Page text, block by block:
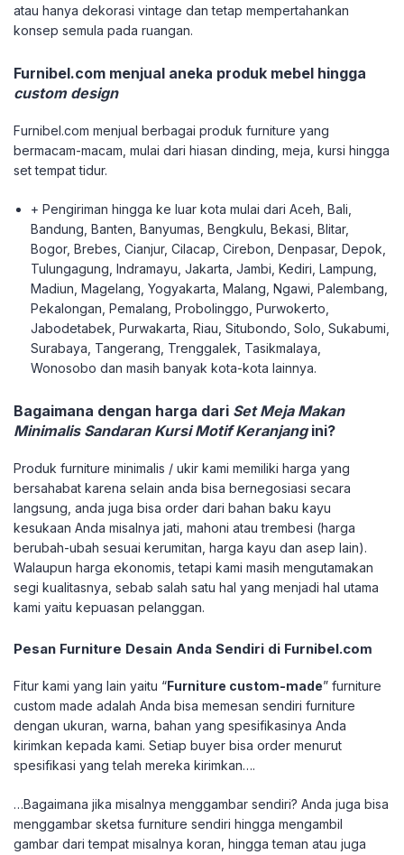
atau hanya dekorasi vintage dan tetap mempertahankan
konsep semula pada ruangan.
Furnibel.com menjual aneka produk mebel hingga
custom design
Furnibel.com menjual berbagai produk furniture yang
bermacam-macam, mulai dari hiasan dinding, meja, kursi hingga
set tempat tidur.
+ Pengiriman hingga ke luar kota mulai dari Aceh, Bali,
Bandung, Banten, Banyumas, Bengkulu, Bekasi, Blitar,
Bogor, Brebes, Cianjur, Cilacap, Cirebon, Denpasar, Depok,
Tulungagung, Indramayu, Jakarta, Jambi, Kediri, Lampung,
Madiun, Magelang, Yogyakarta, Malang, Ngawi, Palembang,
Pekalongan, Pemalang, Probolinggo, Purwokerto,
Jabodetabek, Purwakarta, Riau, Situbondo, Solo, Sukabumi,
Surabaya, Tangerang, Trenggalek, Tasikmalaya,
Wonosobo dan masih banyak kota-kota lainnya.
Bagaimana dengan harga dari Set Meja Makan
Minimalis Sandaran Kursi Motif Keranjangini?
Produk furniture minimalis / ukir kami memiliki harga yang
bersahabat karena selain anda bisa bernegosiasi secara
langsung, anda juga bisa order dari bahan baku kayu
kesukaan Anda misalnya jati, mahoni atau trembesi (harga
berubah-ubah sesuai kerumitan, harga kayu dan asep lain).
Walaupun harga ekonomis, tetapi kami masih mengutamakan
segi kualitasnya, sebab salah satu hal yang menjadi hal utama
kami yaitu kepuasan pelanggan.
Pesan Furniture Desain Anda Sendiri di Furnibel.com
Fitur kami yang lain yaitu “Furniture custom-made” furniture
custom made adalah Anda bisa memesan sendiri furniture
dengan ukuran, warna, bahan yang spesifikasinya Anda
kirimkan kepada kami. Setiap buyer bisa order menurut
spesifikasi yang telah mereka kirimkan….
…Bagaimana jika misalnya menggambar sendiri? Anda juga bisa
menggambar sketsa furniture sendiri hingga mengambil
gambar dari tempat misalnya koran, hingga teman atau juga